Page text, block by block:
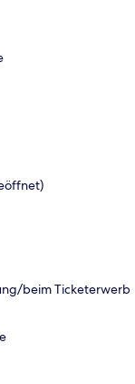
beim Ticketerwerb